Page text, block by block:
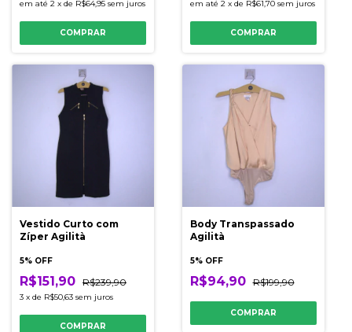
em até 2 x de R$64,95 sem juros
COMPRAR
em até 2 x de R$61,70 sem juros
COMPRAR
Vestido Curto com
Zíper Agilità
5% OFF
R$151,90 R$239,90
3 x de R$50,63 sem juros
COMPRAR
Body Transpassado
Agilità
5% OFF
R$94,90 R$199,90
COMPRAR